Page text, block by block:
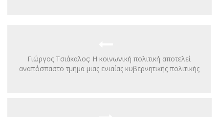
Γιώργος Τσιάκαλος: Η κοινωνική πολιτική αποτελεί
αναπόσπαστο τμήμα μιας ενιαίας κυβερνητικής πολιτικής